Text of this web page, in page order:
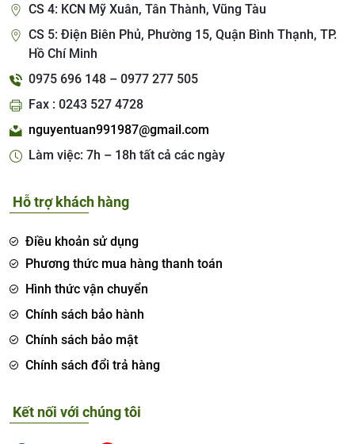
CS 4: KCN Mỹ Xuân, Tân Thành, Vũng Tàu
CS 5: Điện Biên Phủ, Phường 15, Quận Bình Thạnh, TP.
Hồ Chí Minh
0975 696 148 – 0977 277 505
Fax : 0243 527 4728
nguyentuan991987@gmail.com
Làm việc: 7h – 18h tất cả các ngày
Hỗ trợ khách hàng
Điều khoản sử dụng
Phương thức mua hàng thanh toán
Hình thức vận chuyển
Chính sách bảo hành
Chính sách bảo mật
Chính sách đổi trả hàng
Kết nối với chúng tôi